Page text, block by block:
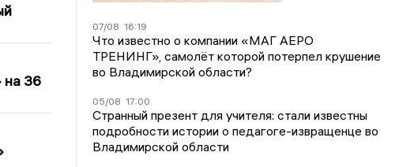
на 36
07/08 16:19
Что известно о компании «МАГ АЕРО
ТРЕНИНГ», самолёт которой потерпел крушение
во Владимирской области?
05/08 17:00
Странный презент для учителя: стали известны
подробности истории о педагоге-извращенце во
Владимирской области